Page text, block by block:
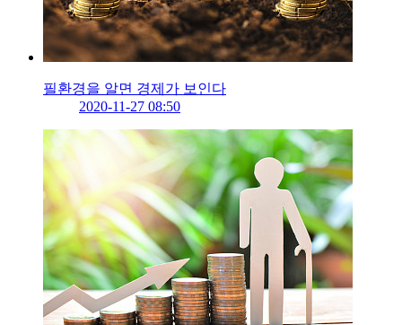
필환경을 알면 경제가 보인다
2020-11-27 08:50